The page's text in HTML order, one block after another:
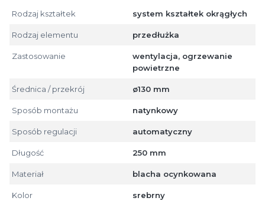
Rodzaj kształtek system kształtek okrągłych
Rodzaj elementu przedłużka
Zastosowanie
wentylacja, ogrzewanie
powietrzne
Średnica / przekrój ø130 mm
Sposób montażu natynkowy
Sposób regulacji automatyczny
Długość 250 mm
Materiał blacha ocynkowana
Kolor srebrny